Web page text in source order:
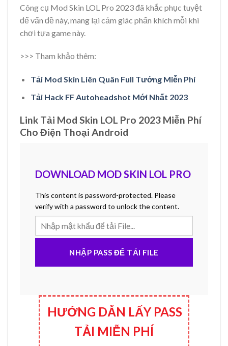
Công cụ Mod Skin LOL Pro 2023 đã khắc phục tuyệt
để vấn đề này, mang lại cảm giác phấn khích mỗi khi
chơi tựa game này.
>>> Tham khảo thêm:
Tải Mod Skin Liên Quân Full Tướng Miễn Phí
Tải Hack FF Autoheadshot Mới Nhất 2023
Link Tải Mod Skin LOL Pro 2023 Miễn Phí
Cho Điện Thoại Android
DOWNLOAD MOD SKIN LOL PRO
This content is password-protected. Please
verify with a password to unlock the content.
NHẬP PASS ĐỂ TẢI FILE
HƯỚNG DẪN LẤY PASS
TẢI MIỄN PHÍ